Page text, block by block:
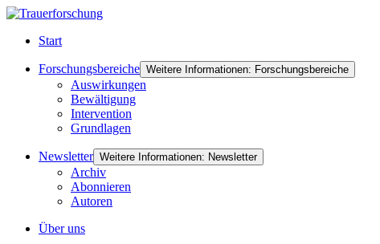
Start
Forschungsbereiche Weitere Informationen: Forschungsbereiche
Auswirkungen
Bewältigung
Intervention
Grundlagen
Newsletter Weitere Informationen: Newsletter
Archiv
Abonnieren
Autoren
Über uns